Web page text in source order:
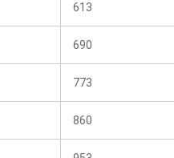
613
690
773
860